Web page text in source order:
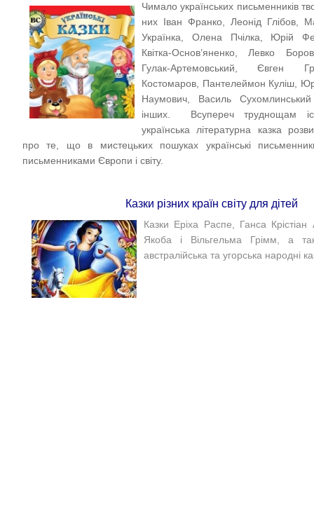
Чимало українських письменників
них Іван Франко, Леонід Глібов,
Українка, Олена Пчілка, Юрій
Квітка-Основ’яненко, Левко
Гулак-Артемовський, Євген
Костомаров, Пантелеймон Куліш,
Наумович, Василь Сухомлинський
інших. Всупереч труднощам
українська літературна казка
про те, що в мистецьких пошуках українські
письменниками Європи і світу.
Казки різних країн світу для дітей
Казки Еріха Распе, Ганса Крістіан
Якоба і Вільгельма Грімм, а
австралійська та угорська народні